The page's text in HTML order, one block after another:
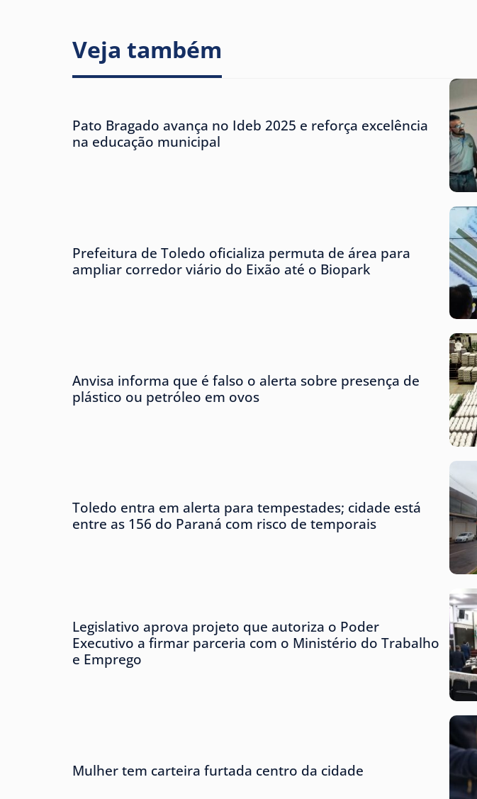
Veja também
Pato Bragado avança no Ideb 2025 e reforça excelência
na educação municipal
Prefeitura de Toledo oficializa permuta de área para
ampliar corredor viário do Eixão até o Biopark
Anvisa informa que é falso o alerta sobre presença de
plástico ou petróleo em ovos
Toledo entra em alerta para tempestades; cidade está
entre as 156 do Paraná com risco de temporais
Legislativo aprova projeto que autoriza o Poder
Executivo a firmar parceria com o Ministério do Trabalho
e Emprego
Mulher tem carteira furtada centro da cidade